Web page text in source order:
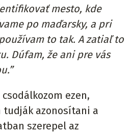
mesto, kde
po maďarsky, a pri
to tak. A zatiaľ to
Dúfam, že ani pre vás
ezen,
azonosítani a
szerepel az